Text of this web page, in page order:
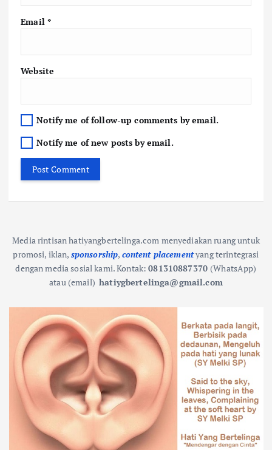
Email *
Website
Notify me of follow-up comments by email.
Notify me of new posts by email.
Media rintisan hatiyangbertelinga.com menyediakan ruang untuk
promosi, iklan, sponsorship, content placementyang terintegrasi
dengan media sosial kami.Kontak:081310887370 (WhatsApp)
atau (email)hatiygbertelinga@gmail.com